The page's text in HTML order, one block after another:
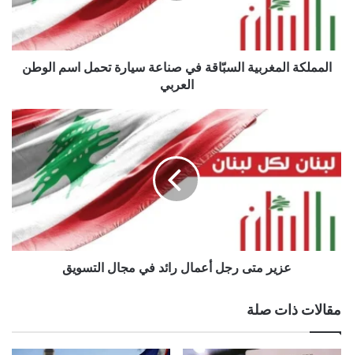
yalebnan.org — زينة لؤي البلوجر الأكثر تأثيراً في
العالم العربي
البلوجر تأثيرًا زينة لؤي
تحمل
الوطن
العربي
المملكة المغربية السبّاقة في صناعة سيارة تحمل اسم الوطن
العربي
رجل
أعمال
مجال
عزير متى رجل أعمال رائد في مجال التسويق
مقالات ذات صلة